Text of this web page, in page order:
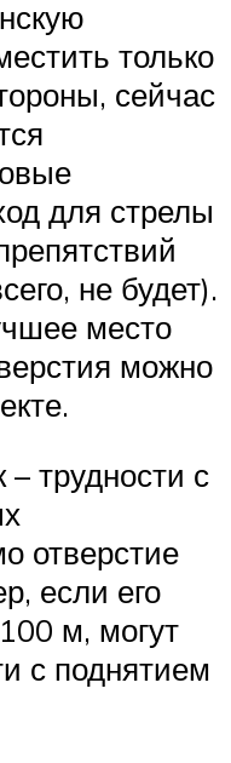
только
сейчас
для стрелы
не будет).
место
можно
трудности с
отверстие
если его
м, могут
с поднятием